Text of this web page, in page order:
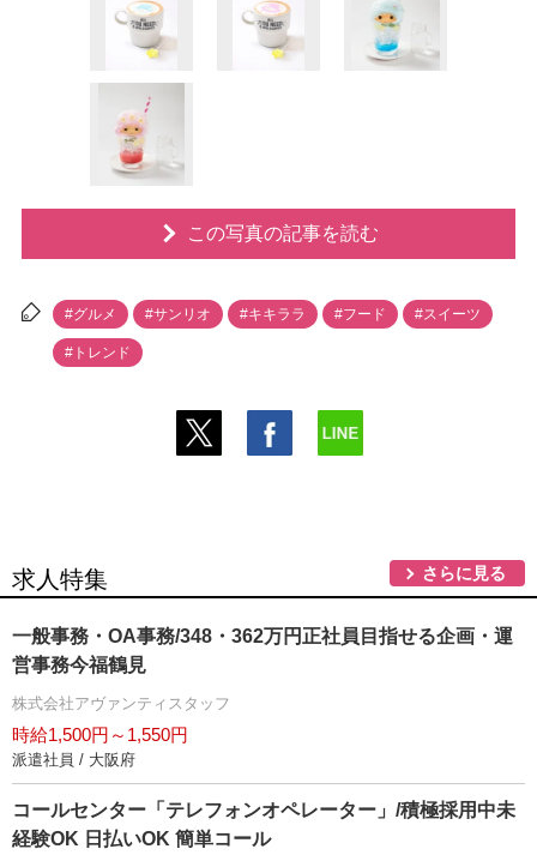
この写真の記事を読む
#グルメ #サンリオ #キキララ #フード #スイーツ
#トレンド
求人特集 さらに見る
一般事務・OA事務/348・362万円正社員目指せる企画・運
営事務今福鶴見
株式会社アヴァンティスタッフ
時給1,500円～1,550円
派遣社員 / 大阪府
コールセンター「テレフォンオペレーター」/積極採用中未
経験OK 日払いOK 簡単コール